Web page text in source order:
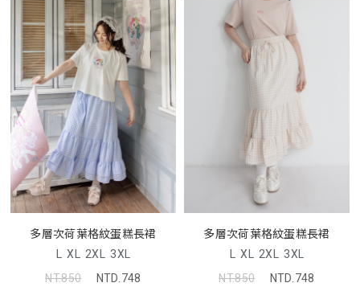
多層次荷葉格紋蛋糕長裙
L XL 2XL 3XL
NT.850
NTD.748
多層次荷葉格紋蛋糕長裙
L XL 2XL 3XL
NT.850
NTD.748